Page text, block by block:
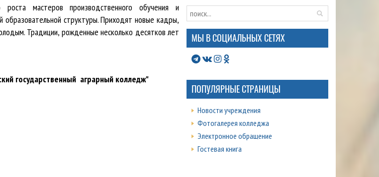
мастеров производственного обучения и
образовательной структуры. Приходят новые кадры,
Традиции, рожденные несколько десятков лет
государственный аграрный колледж"
МЫ В СОЦИАЛЬНЫХ СЕТЯХ
ПОПУЛЯРНЫЕ СТРАНИЦЫ
Новости учреждения
Фотогалерея колледжа
Электронное обращение
Гостевая книга